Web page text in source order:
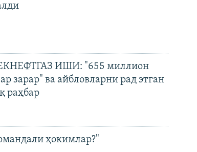
ИШИ: "655 миллион
зарар" ва айбловларни рад этган
раҳбар
ҳокимлар?"